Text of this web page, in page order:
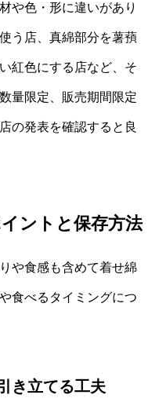
や色・形に違いがあり
う店、真綿部分を薯蕷
紅色にする店など、そ
量限定、販売期間限定
の発表を確認すると良
ントと保存方法
や食感も含めて着せ綿
食べるタイミングにつ
き立てる工夫